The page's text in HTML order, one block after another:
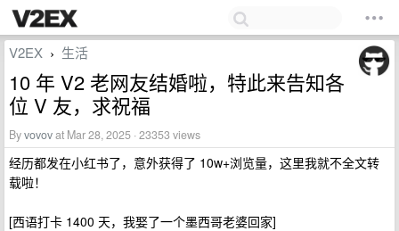
V2EX › 生活
10 年 V2 老网友结婚啦，特此来告知各
位 V 友，求祝福
Byvovovat Mar 28, 2025 · 23353 views
经历都发在小红书了，意外获得了 10w+浏览量，这里我就不全文转
载啦！
[西语打卡 1400 天，我娶了一个墨西哥老婆回家]